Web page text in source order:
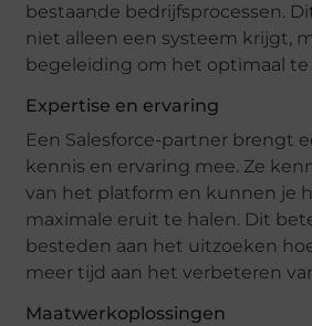
bestaande bedrijfsprocessen.
niet alleen een systeem krijgt,
begeleiding om het optimaal
Expertise en ervaring
Een Salesforce-partner brengt
kennis en ervaring mee. Ze
van het platform en kunnen je
maximale eruit te halen. Dit
besteden aan het uitzoeken
meer tijd aan het verbeteren
Maatwerkoplossingen